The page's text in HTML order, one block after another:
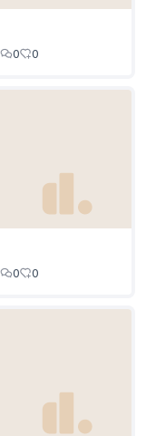
0 0
0 0